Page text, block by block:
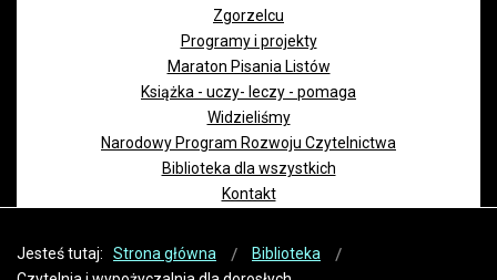
Zgorzelcu
Programy i projekty
Maraton Pisania Listów
Książka - uczy- leczy - pomaga
Widzieliśmy
Narodowy Program Rozwoju Czytelnictwa
Biblioteka dla wszystkich
Kontakt
Jesteś tutaj: Strona główna
Biblioteka